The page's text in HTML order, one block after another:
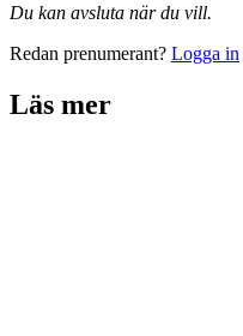
Du kan avsluta när du vill.
Redan prenumerant? Logga in
Läs mer